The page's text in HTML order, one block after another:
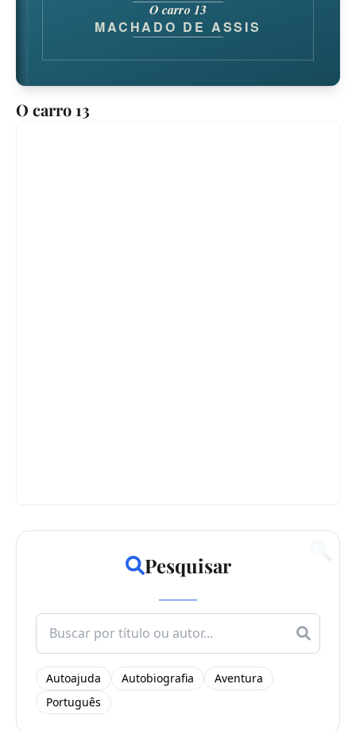
O carro 13
MACHADO DE ASSIS
O carro 13
Pesquisar
Search
for:
Autoajuda Autobiografia
Aventura
Português